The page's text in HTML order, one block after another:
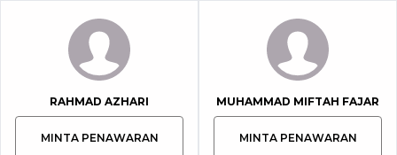
RAHMAD AZHARI
MINTA PENAWARAN
MUHAMMAD MIFTAH FAJAR
MINTA PENAWARAN